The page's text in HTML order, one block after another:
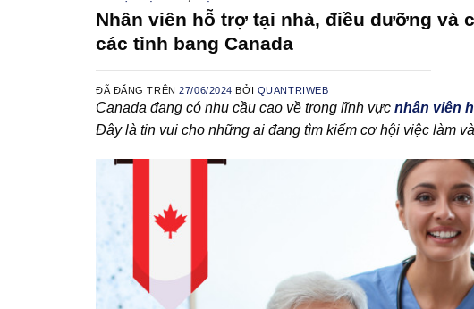
Nhân viên hỗ trợ tại nhà, điều dưỡng và
các tỉnh bang Canada
ĐÃ ĐĂNG TRÊN27/06/2024 BỞI QUANTRIWEB
Canada đang có nhu cầu cao về trong lĩnh vực nhân viên
Đây là tin vui cho những ai đang tìm kiếm cơ hội việc làm